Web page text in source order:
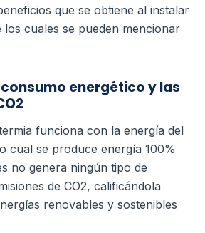
que se obtiene al instalar
los cuales se pueden mencionar
energético y las
funciona con la energía del
cual se produce energía 100%
no genera ningún tipo de
de CO2, calificándola
renovables y sostenibles